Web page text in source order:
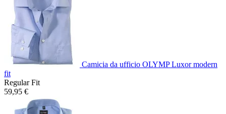
Camicia da ufficio OLYMP Luxor modern
fit
Regular Fit
59,95 €